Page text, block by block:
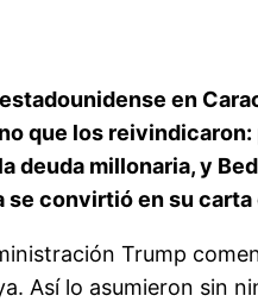
en
que los reivindicaron:
millonaria, y
se convirtió en su
Trump
Así lo asumieron sin